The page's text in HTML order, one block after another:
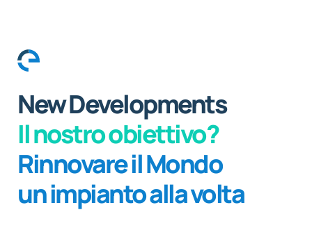
New Developments
Il nostro obiettivo?
Rinnovare il Mondo
un impianto alla volta